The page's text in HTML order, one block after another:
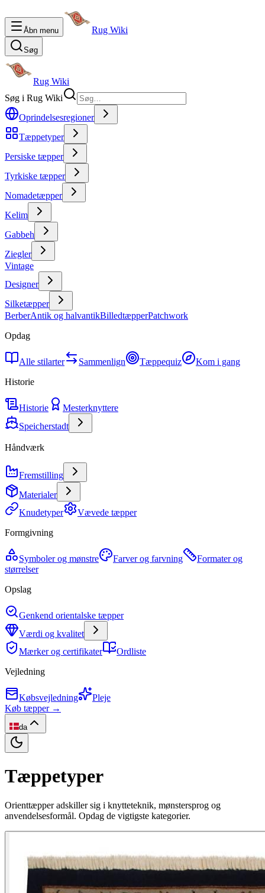
Åbn menu Rug Wiki
Søg
Rug Wiki
Søg i Rug Wiki
Oprindelsesregioner
Tæppetyper
Persiske tæpper
Tyrkiske tæpper
Nomadetæpper
Kelim
Gabbeh
Ziegler
Vintage
Designer
Silketæpper
BerberAntik og halvantikBilledtæpperPatchwork
Opdag
Alle stilarter Sammenlign Tæppequiz
Kom i gang
Historie
Historie
Mesterknyttere
Speicherstadt
Håndværk
Fremstilling
Materialer
Knudetyper
Vævede tæpper
Formgivning
Symboler og mønstre Farver og farvning
Formater og
størrelser
Opslag
Genkend orientalske tæpper
Værdi og kvalitet
Mærker og certifikater
Ordliste
Vejledning
Købsvejledning
Pleje
Køb tæpper →
da
Tæppetyper
Orienttæpper adskiller sig i knytteteknik, mønstersprog og
anvendelsesformål. Opdag de vigtigste kategorier.